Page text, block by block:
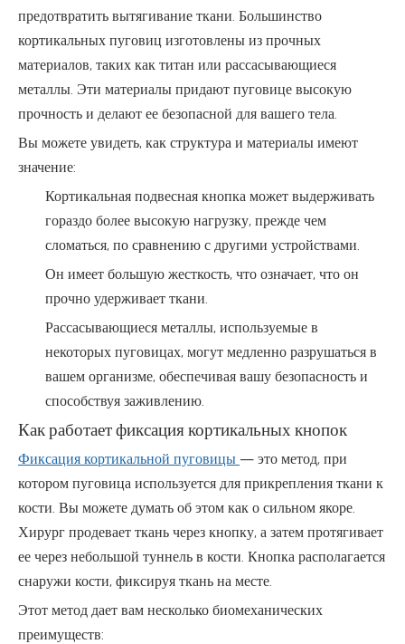
предотвратить вытягивание ткани. Большинство
кортикальных пуговиц изготовлены из прочных
материалов, таких как титан или рассасывающиеся
металлы. Эти материалы придают пуговице высокую
прочность и делают ее безопасной для вашего тела.
Вы можете увидеть, как структура и материалы имеют
значение:
Кортикальная подвесная кнопка может выдерживать
гораздо более высокую нагрузку, прежде чем
сломаться, по сравнению с другими устройствами.
Он имеет большую жесткость, что означает, что он
прочно удерживает ткани.
Рассасывающиеся металлы, используемые в
некоторых пуговицах, могут медленно разрушаться в
вашем организме, обеспечивая вашу безопасность и
способствуя заживлению.
Как работает фиксация кортикальных кнопок
Фиксация кортикальной пуговицы — это метод, при
котором пуговица используется для прикрепления ткани к
кости. Вы можете думать об этом как о сильном якоре.
Хирург продевает ткань через кнопку, а затем протягивает
ее через небольшой туннель в кости. Кнопка располагается
снаружи кости, фиксируя ткань на месте.
Этот метод дает вам несколько биомеханических
преимуществ: